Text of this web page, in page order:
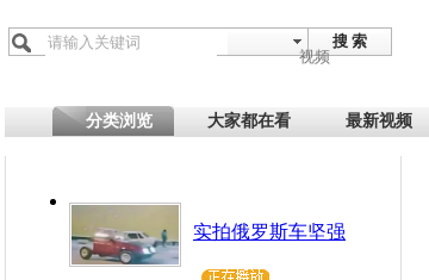
搜 索
视频
分类浏览 大家都在看 最新视频
实拍俄罗斯车坚强